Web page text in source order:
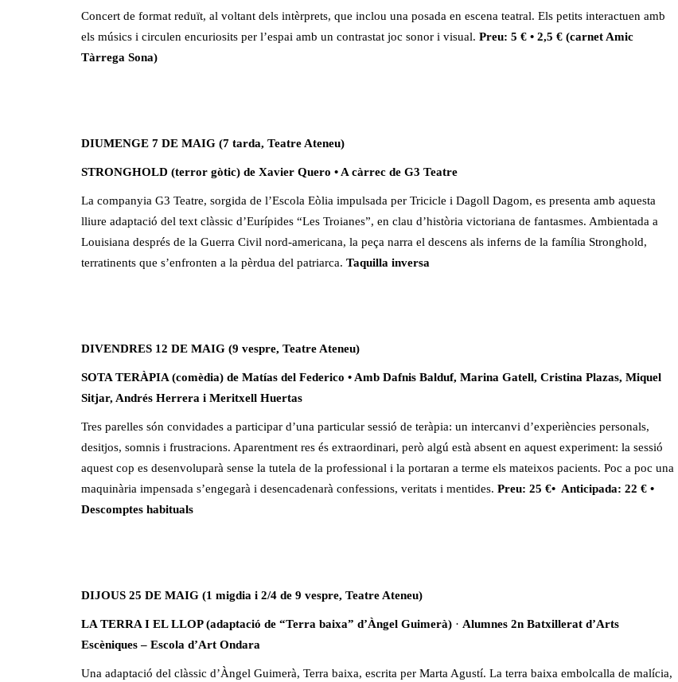
Concert de format reduït, al voltant dels intèrprets, que inclou una posada en escena teatral. Els petits interactuen amb
els músics i circulen encuriosits per l’espai amb un contrastat joc sonor i visual. Preu: 5 € • 2,5 € (carnet Amic
Tàrrega Sona)
DIUMENGE 7 DE MAIG (7 tarda, Teatre Ateneu)
STRONGHOLD (terror gòtic) de Xavier Quero • A càrrec de G3 Teatre
La companyia G3 Teatre, sorgida de l’Escola Eòlia impulsada per Tricicle i Dagoll Dagom, es presenta amb aquesta
lliure adaptació del text clàssic d’Eurípides “Les Troianes”, en clau d’història victoriana de fantasmes. Ambientada a
Louisiana després de la Guerra Civil nord-americana, la peça narra el descens als inferns de la família Stronghold,
terratinents que s’enfronten a la pèrdua del patriarca. Taquilla inversa
DIVENDRES 12 DE MAIG (9 vespre, Teatre Ateneu)
SOTA TERÀPIA (comèdia) de Matías del Federico • Amb Dafnis Balduf, Marina Gatell, Cristina Plazas, Miquel
Sitjar, Andrés Herrera i Meritxell Huertas
Tres parelles són convidades a participar d’una particular sessió de teràpia: un intercanvi d’experiències personals,
desitjos, somnis i frustracions. Aparentment res és extraordinari, però algú està absent en aquest experiment: la sessió
aquest cop es desenvoluparà sense la tutela de la professional i la portaran a terme els mateixos pacients. Poc a poc una
maquinària impensada s’engegarà i desencadenarà confessions, veritats i mentides. Preu: 25 €• Anticipada: 22 € •
Descomptes habituals
DIJOUS 25 DE MAIG (1 migdia i 2/4 de 9 vespre, Teatre Ateneu)
LA TERRA I EL LLOP (adaptació de “Terra baixa” d’Àngel Guimerà) · Alumnes 2n Batxillerat d’Arts
Escèniques – Escola d’Art Ondara
Una adaptació del clàssic d’Àngel Guimerà, Terra baixa, escrita per Marta Agustí. La terra baixa embolcalla de malícia,